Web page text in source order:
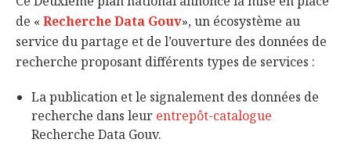
de « Recherche Data Gouv», un écosystème au
service du partage et de l’ouverture des données de
recherche proposant différents types de services :
La publication et le signalement des données de
recherche dans leur entrepôt-catalogue
Recherche Data Gouv.